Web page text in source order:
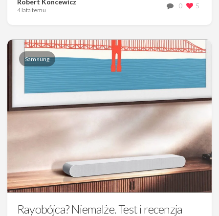
Robert Koncewicz
4 lata temu
0 5
Samsung
Rayobójca? Niemalże. Test i recenzja